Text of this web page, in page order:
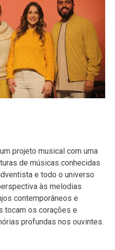
projeto musical com uma
de músicas conhecidas
e todo o universo
às melodias
contemporâneos e
tocam os corações e
profundas nos ouvintes.